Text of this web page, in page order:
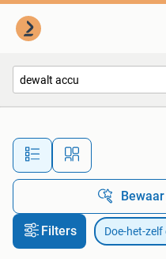
Alle
Filters Doe-het-